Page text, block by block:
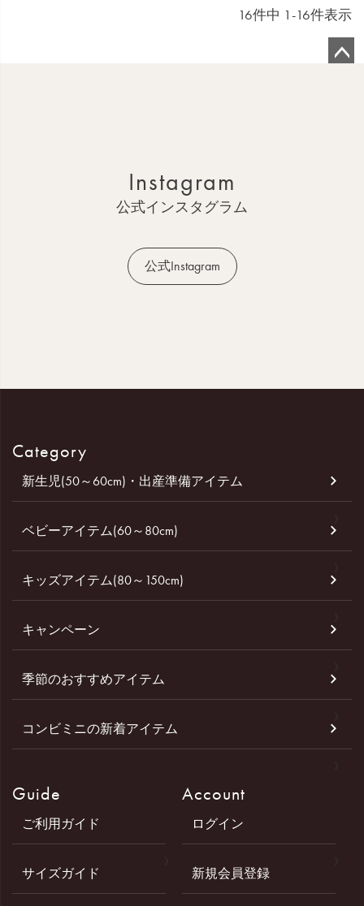
16件中 1 -16件表示
Instagram
公式インスタグラム
公式Instagram
Category
新生児(50～60cm)・出産準備アイテム
ベビーアイテム(60～80cm)
キッズアイテム(80～150cm)
キャンペーン
季節のおすすめアイテム
コンビミニの新着アイテム
Guide
ご利用ガイド
サイズガイド
Account
ログイン
新規会員登録